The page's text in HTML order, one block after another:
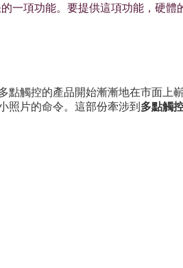
一項功能。要提供這項功能，硬體
點觸控的產品開始漸漸地在市面上
照片的命令。這部份牽涉到 多點觸